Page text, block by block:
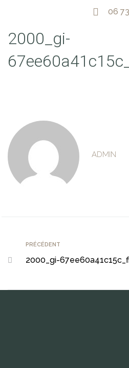
06
2000_gi-
ADMIN
PRÉCÉDENT
2000_gi-